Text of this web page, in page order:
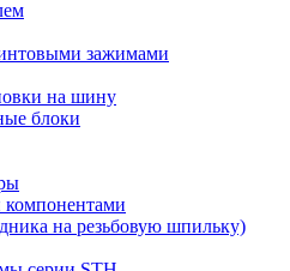
зажимами
на шину
блоки
на резьбовую шпильку)